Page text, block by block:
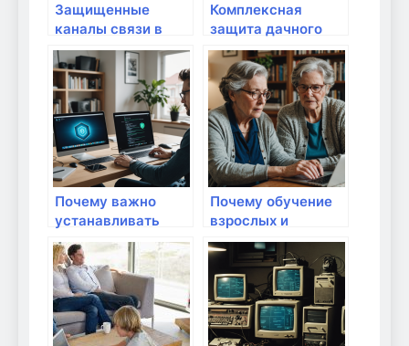
Защищенные
каналы связи в
домашних
условиях: почему
это важно для
безопасности и
комфорта
Комплексная
защита дачного
Wi-Fi: выбор
роутера и
настройки для
обеспечения
безопасности
Почему важно
устанавливать
антивирусное
программное
обеспечение на
все устройства:
защита дома и в
работе
Почему обучение
взрослых и
пожилых правил
интернет-
безопасности так
важно для
современного
дома